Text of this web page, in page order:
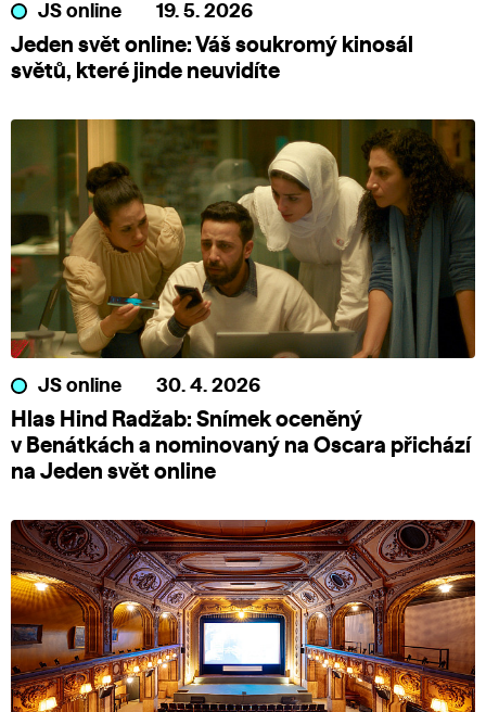
JS online 19. 5. 2026
Jeden svět online: Váš soukromý kinosál
světů, které jinde neuvidíte
JS online 30. 4. 2026
Hlas Hind Radžab: Snímek oceněný
v Benátkách a nominovaný na Oscara přichází
na Jeden svět online